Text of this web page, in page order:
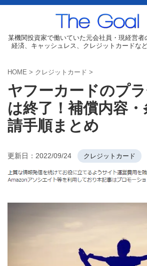
某機関投資家で働いていた元会社員・現経営者
経済、キャッシュレス、クレジットカードな
HOME > クレジットカード >
ヤフーカードのプ
は終了！補償内容・
請手順まとめ
更新日： 2022/09/24 クレジットカード